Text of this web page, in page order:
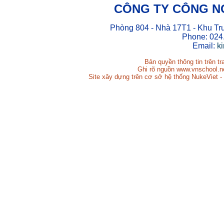
CÔNG TY CÔNG
Phòng 804 - Nhà 17T1 - Khu
Phone:
Email:
Bản quyền thông tin trên
Ghi rõ nguồn
Site xây dựng trên cơ sở hệ thống NukeViet